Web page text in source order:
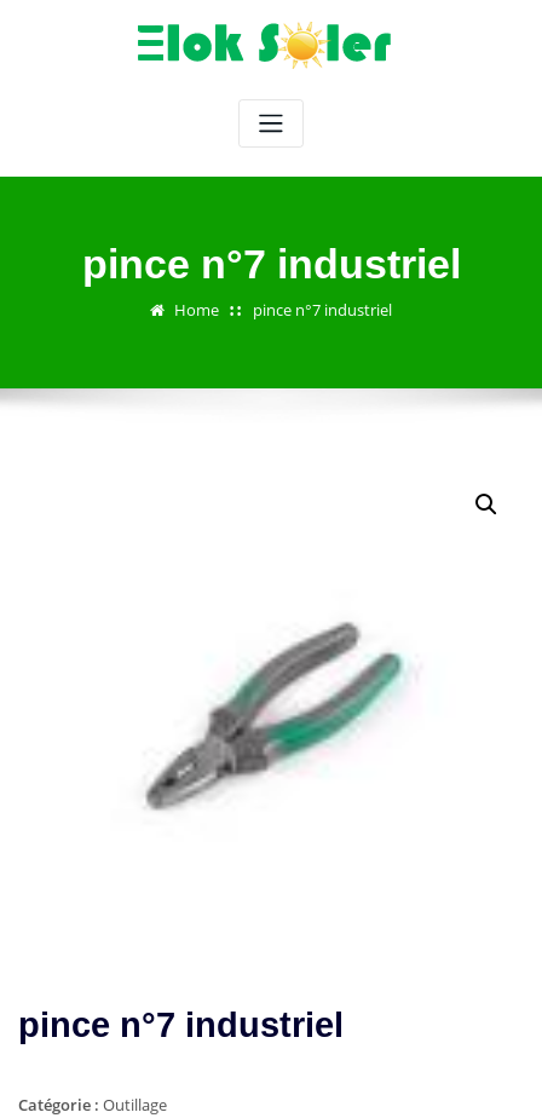
pince n°7 industriel
Home pince n°7 industriel
pince n°7 industriel
Catégorie : Outillage